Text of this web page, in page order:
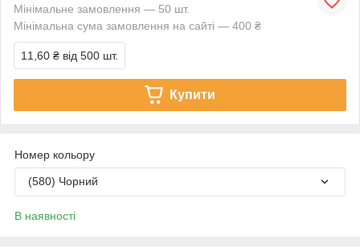
Мінімальне замовлення — 50 шт.
Мінімальна сума замовлення на сайті — 400 ₴
11,60 ₴ від 500 шт.
Купити
Номер кольору
(580) Чорний
В наявності